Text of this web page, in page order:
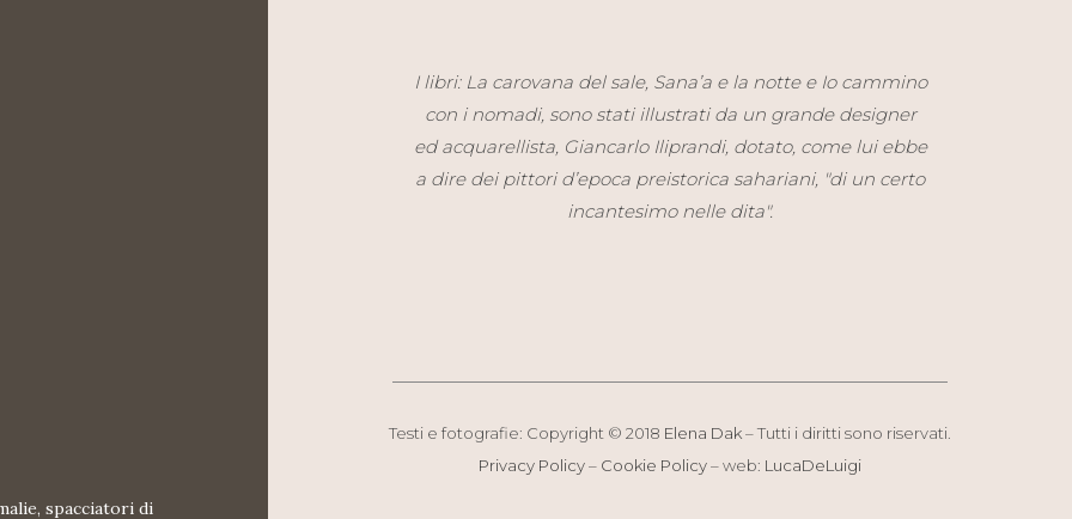
spacciatori di
I libri: La carovana del sale, Sana’a e la notte e Io cammino
con i nomadi, sono stati illustrati da un grande designer
ed acquarellista, Giancarlo Iliprandi, dotato, come lui ebbe
a dire dei pittori d’epoca preistorica sahariani, "di un certo
incantesimo nelle dita".
Testi e fotografie: Copyright © 2018 Elena Dak– Tutti i diritti sono riservati.
Privacy Policy– Cookie Policy– web: LucaDeLuigi